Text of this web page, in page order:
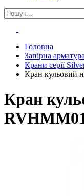
Головна
Запірна арматура
Крани серії
Кран кульовий
Кран